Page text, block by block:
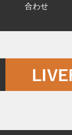
合わせ